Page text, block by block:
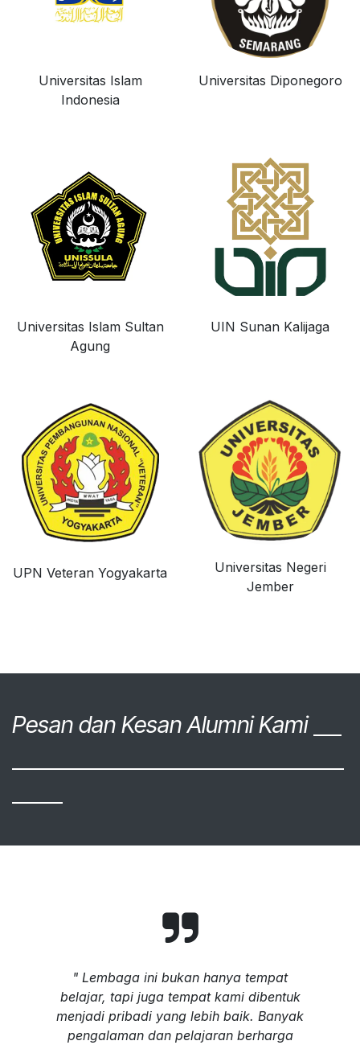
Universitas Islam
Indonesia
Universitas Diponegoro
Universitas Islam Sultan
Agung
UIN Sunan Kalijaga
UPN Veteran Yogyakarta
Universitas Negeri
Jember
Pesan dan Kesan Alumni Kami
" Lembaga ini bukan hanya tempat
belajar, tapi juga tempat kami dibentuk
menjadi pribadi yang lebih baik. Banyak
pengalaman dan pelajaran berharga